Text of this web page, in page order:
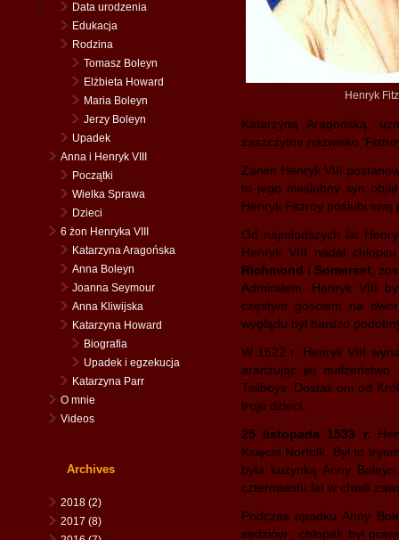
Henryk
Katarzyną Aragońską,
zaszczytne nazwisko
Zanim Henryk VIII
to jego nieślubny syn
Henryk Fitzroy poślubi swą
Od najmłodszych lat
Henryk VIII nadał
Richmond i Somerset,
Admirałem. Henryk VIII
częstym gościem na
wyglądu był bardzo
W 1522 r. Henryk VIII
aranżując jej
Tailboys. Dostali oni od
troje dzieci.
25 listopada 1533 r.
Księcia Norfolk. Był to
była kuzynką Anny
czternaastu lat w chwili
Podczas upadku Anny
sędziów ; chłopak był
Data urodzenia
Edukacja
Rodzina
Tomasz Boleyn
Elżbieta Howard
Maria Boleyn
Jerzy Boleyn
Upadek
Anna i Henryk VIII
Początki
Wielka Sprawa
Dzieci
6 żon Henryka VIII
Katarzyna Aragońska
Anna Boleyn
Joanna Seymour
Anna Kliwijska
Katarzyna Howard
Biografia
Upadek i egzekucja
Katarzyna Parr
O mnie
Videos
Archives
2018 (2)
2017 (8)